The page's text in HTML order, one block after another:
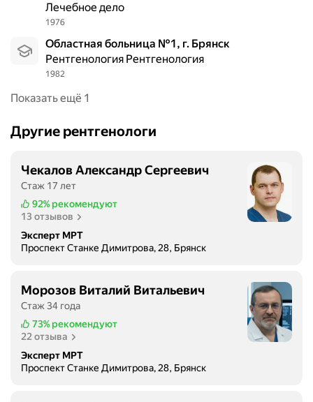
Лечебное дело
1976
Областная больница №1, г. Брянск
Рентгенология Рентгенология
1982
Показать ещё 1
Другие рентгенологи
Чекалов Александр Сергеевич
Стаж 17 лет
92% рекомендуют
13 отзывов
Эксперт МРТ
Проспект Станке Димитрова, 28, Брянск
Морозов Виталий Витальевич
Стаж 34 года
73% рекомендуют
22 отзыва
Эксперт МРТ
Проспект Станке Димитрова, 28, Брянск